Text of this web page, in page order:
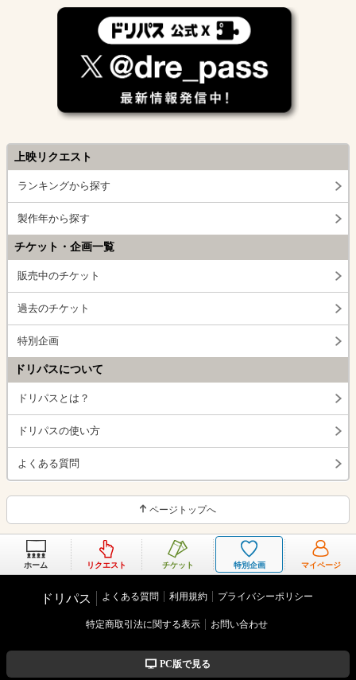
上映リクエスト
ランキングから探す
製作年から探す
チケット・企画一覧
販売中のチケット
過去のチケット
特別企画
ドリパスについて
ドリパスとは？
ドリパスの使い方
よくある質問
ページトップへ
ホーム リクエスト チケット 特別企画 マイページ
ドリパス よくある質問 利用規約 プライバシーポリシー
特定商取引法に関する表示 お問い合わせ
PC版で見る